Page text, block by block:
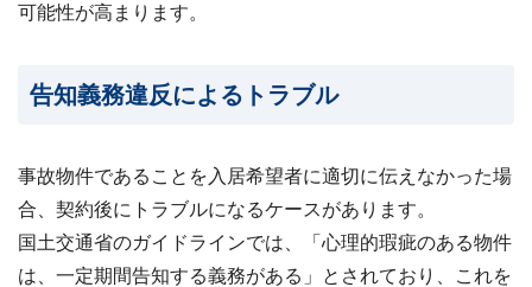
可能性が高まります。
告知義務違反によるトラブル
事故物件であることを入居希望者に適切に伝えなかった場
合、契約後にトラブルになるケースがあります。
国土交通省のガイドラインでは、「心理的瑕疵のある物件
は、一定期間告知する義務がある」とされており、これを